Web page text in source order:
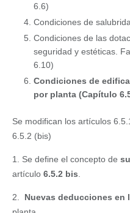
6.6)
Condiciones de
Condiciones de las
seguridad y estéticas.
6.10)
Condiciones de
por planta (Capítulo
Se modifican los artículos
6.5.2 (bis)
1. Se define el concepto de
artículo 6.5.2 bis.
2. Nuevas deducciones en